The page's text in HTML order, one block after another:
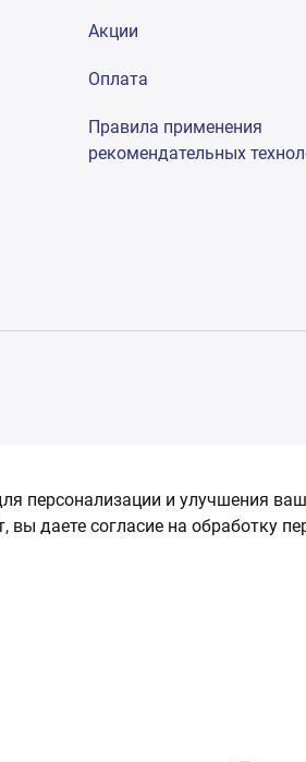
Акции
Оплата
Правила применения
рекомендательных
персонализации и улучшения
даете согласие на обработку